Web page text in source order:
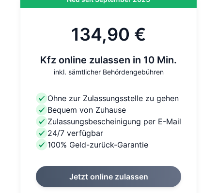
134,90 €
Kfz online zulassen in 10 Min.
inkl. sämtlicher Behördengebühren
Ohne zur Zulassungsstelle zu gehen
Bequem von Zuhause
Zulassungsbescheinigung per E-Mail
24/7 verfügbar
100% Geld-zurück-Garantie
Jetzt online zulassen